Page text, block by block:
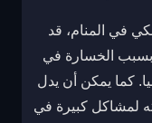
في المنام، قد
بسبب الخسارة في
كما يمكن أن يدل
لمشاكل كبيرة في